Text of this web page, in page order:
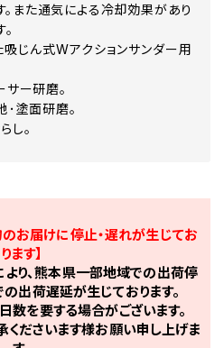
また通気による冷却効果があり
じん式Wアクションサンダー用
サー研磨。
塗面研磨。
し。
お届けに停止・遅れが生じてお
ります】
り、熊本県一部地域での出荷停
出荷遅延が生じております。
数を要する場合がございます。
くださいます様お願い申し上げま